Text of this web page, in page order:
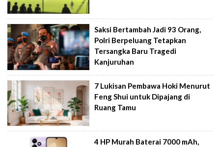
Saksi Bertambah Jadi 93 Orang,
Polri Berpeluang Tetapkan
Tersangka Baru Tragedi
Kanjuruhan
7 Lukisan Pembawa Hoki Menurut
Feng Shui untuk Dipajang di
Ruang Tamu
4 HP Murah Baterai 7000 mAh,